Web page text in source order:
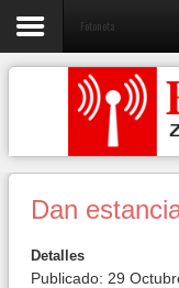
Fotonota
Dan
Detalles
Publicado: 29